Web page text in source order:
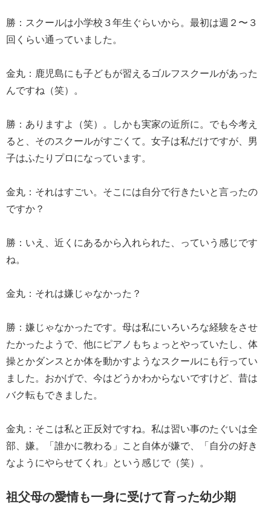
勝：スクールは小学校３年生ぐらいから。最初は週２〜３
回くらい通っていました。
金丸：鹿児島にも子どもが習えるゴルフスクールがあった
んですね（笑）。
勝：ありますよ（笑）。しかも実家の近所に。でも今考え
ると、そのスクールがすごくて。女子は私だけですが、男
子はふたりプロになっています。
金丸：それはすごい。そこには自分で行きたいと言ったの
ですか？
勝：いえ、近くにあるから入れられた、っていう感じです
ね。
金丸：それは嫌じゃなかった？
勝：嫌じゃなかったです。母は私にいろいろな経験をさせ
たかったようで、他にピアノもちょっとやっていたし、体
操とかダンスとか体を動かすようなスクールにも行ってい
ました。おかげで、今はどうかわからないですけど、昔は
バク転もできました。
金丸：そこは私と正反対ですね。私は習い事のたぐいは全
部、嫌。「誰かに教わる」こと自体が嫌で、「自分の好き
なようにやらせてくれ」という感じで（笑）。
祖父母の愛情も一身に受けて育った幼少期